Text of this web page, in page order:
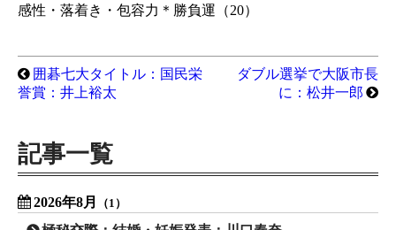
感性・落着き・包容力＊勝負運（20）
囲碁七大タイトル：国民栄
誉賞：井上裕太
ダブル選挙で大阪市長
に：松井一郎
記事一覧
2026年8月 （1）